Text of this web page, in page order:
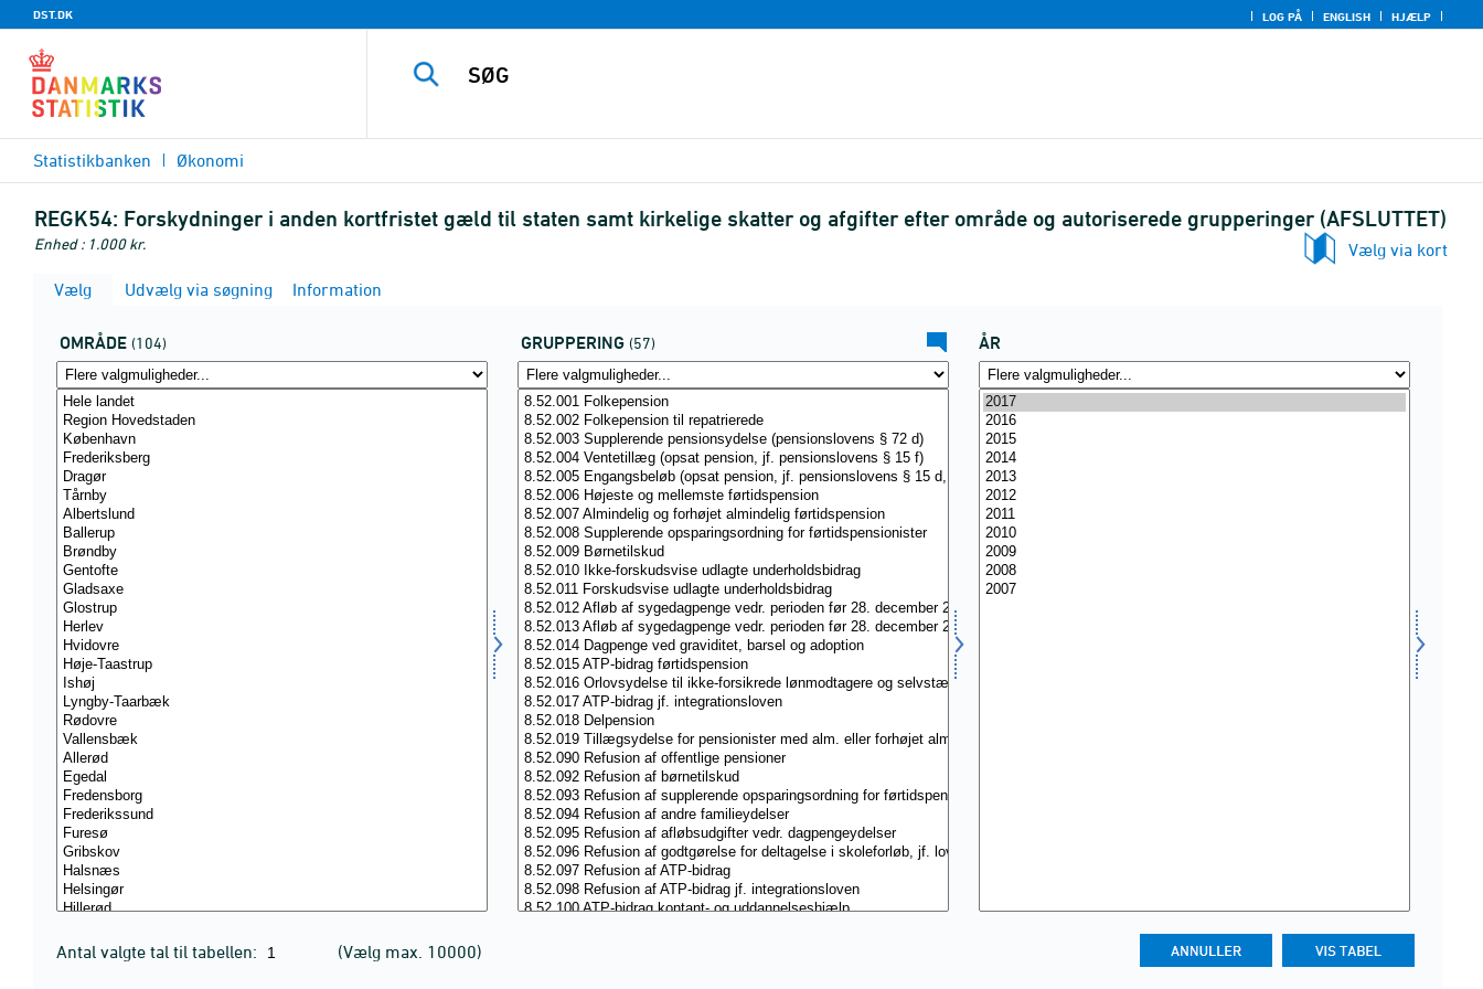
DST.DK LOG PÅ ENGLISH HJÆLP
Statistikbanken Økonomi
REGK54: Forskydninger i anden kortfristet gæld til staten samt kirkelige skatter og afgifter efter område og autoriserede grupperinger (AFSLUTTET)
Enhed : 1.000 kr.
Vælg via kort
Vælg
Udvælg via søgning Information
OMRÅDE (104) GRUPPERING (57) ÅR
Antal valgte tal til tabellen: (Vælg max. 10000)